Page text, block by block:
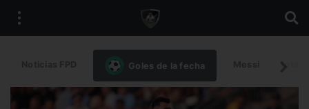
Goles de la fecha